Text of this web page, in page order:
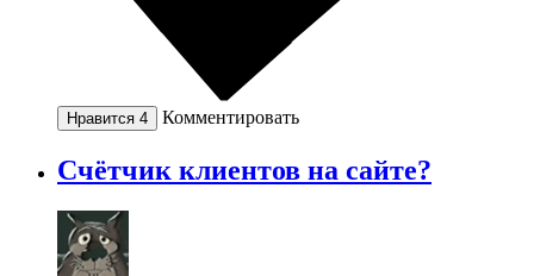
Нравится 4 Комментировать
Счётчик клиентов на сайте?